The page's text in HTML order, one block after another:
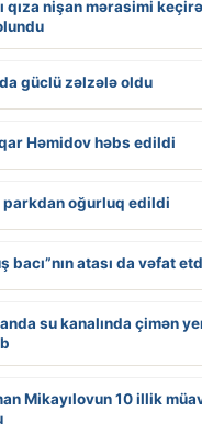
qıza nişan mərasimi
güclü zəlzələ oldu
Həmidov həbs edildi
parkdan oğurluq edildi
bacı”nın atası da vəfat
su kanalında çimən
Mikayılovun 10 illik